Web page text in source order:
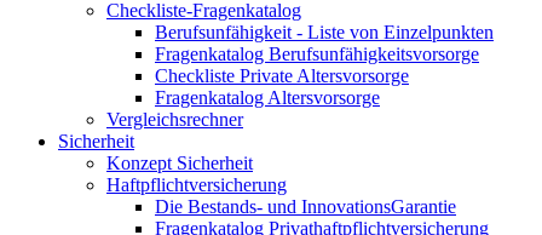
Checkliste-Fragenkatalog
Berufsunfähigkeit - Liste von Einzelpunkten
Fragenkatalog Berufsunfähigkeitsvorsorge
Checkliste Private Altersvorsorge
Fragenkatalog Altersvorsorge
Vergleichsrechner
Sicherheit
Konzept Sicherheit
Haftpflichtversicherung
Die Bestands- und InnovationsGarantie
Fragenkatalog Privathaftpflichtversicherung